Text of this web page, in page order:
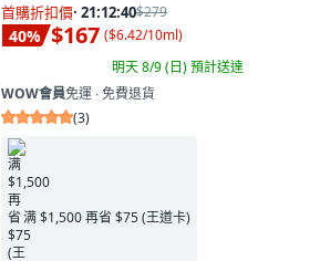
首購折扣價· 21:12:39$279
40% $167 ($6.42/10ml)
明天 8/9 (日)預計送達
WOW會員免運 ∙ 免費退貨
(3)
满 $1,500 再省 $75 (王道卡)